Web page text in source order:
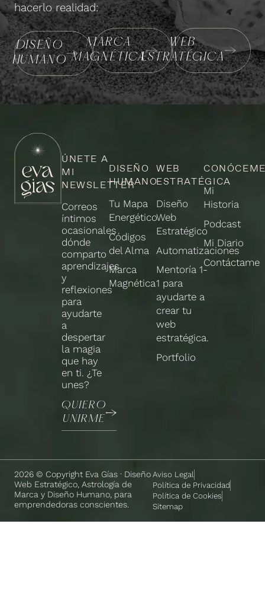
hacerlo realidad:
DISEÑO
HUMANO
MARCA
MAGNÉTICA
WEB
ESTRATÉGICA
ÚNETE A
MI
NEWSLETTER
Correos
íntimos
ocasionales
dónde
comparto
aprendizajes
y
reflexiones
para
ayudarte
a
despertar
la magia
que hay
en ti. ¿Te
unes?
QUIERO
UNIRME
DISEÑO
HUMANO
Tu Mapa
Energético
Códigos
del Alma
Marca
Magnética
WEB
ESTRATÉGICA
Diseño
Web
Estratégico
Automatizaciones
Mentoría 1-
1 para
ayudarte a
crear tu
web
estratégica.
Portfolio
Mi
Historia
Podcast
Mi Diario
Contáctame
2026 © Copyright Eva Gías · Diseño
Web Estratégico, Astrología de
Marca y Diseño Humano, para
emprendedoras conscientes.
Aviso Legal
Política de Privacidad
Política de Cookies
Sitemap